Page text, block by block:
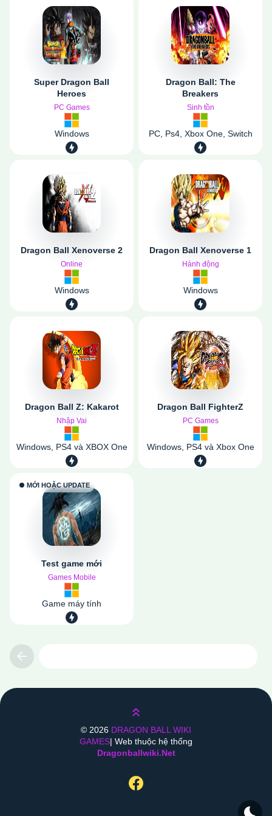
Super Dragon Ball
Heroes
PC Games
Windows
Dragon Ball: The
Breakers
Sinh tồn
PC, Ps4, Xbox One, Switch
Dragon Ball Xenoverse 2
Online
Windows
Dragon Ball Xenoverse 1
Hành động
Windows
Dragon Ball Z: Kakarot
Nhập Vai
Windows, PS4 và XBOX One
Dragon Ball FighterZ
PC Games
Windows, PS4 và Xbox One
MỚI HOẶC UPDATE
Test game mới
Games Mobile
Game máy tính
Lên trên
© 2026 DRAGON BALL WIKI
GAMES| Web thuộc hệ thống
Dragonballwiki.net